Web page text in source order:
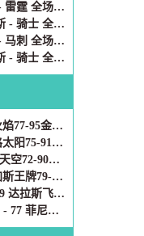
05月27日NBA西部决赛G5 马刺 - 雷霆 全场录像
05月26日NBA东部决赛G4 尼克斯 - 骑士 全场录像
05月25日NBA西部决赛G4 雷霆 - 马刺 全场录像
05月24日NBA东部决赛G3 尼克斯 - 骑士 全场录像
06月03日WNBA常规赛 波特兰火焰77-95金州女武神 全场集锦
06月03日WNBA常规赛 康涅狄格太阳75-91亚特兰大梦想 全场集锦
06月03日NWNBA常规赛 芝加哥天空72-90华盛顿神秘人 全场集锦
06月03日WNBA常规赛 拉斯维加斯王牌79-69洛杉矶火花 全场集锦
WNBA常规赛 西雅图风暴 56 - 79 达拉斯飞翼 全场集锦
WNBA常规赛 明尼苏达山猫 111 - 77 菲尼克斯水星 全场集锦